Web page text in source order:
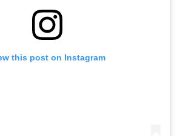
this post on Instagram